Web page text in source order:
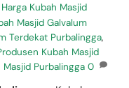
Harga Kubah Masjid
Masjid Galvalum
Terdekat Purbalingga,
Kubah Masjid
Purbalingga 0